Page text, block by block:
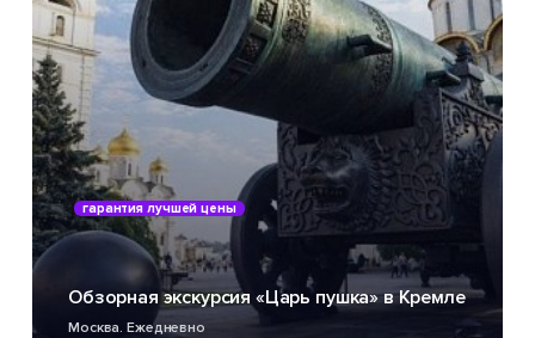
гарантия лучшей цены
Обзорная экскурсия «Царь пушка» в Кремле
Москва. Ежедневно